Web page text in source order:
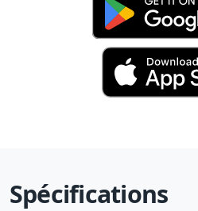
Spécifications